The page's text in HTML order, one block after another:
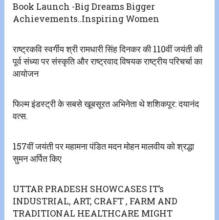
Book Launch -Big Dreams Bigger
Achievements..Inspiring Women
राष्ट्रकवि स्वर्गीय श्री रामधारी सिंह दिनकर की 110वीं जयंती की
पूर्व संध्या पर संस्कृति और राष्ट्रवाद विषयक राष्ट्रीय परिचर्चा का
आयोजन
फिल्म इंडस्ट्री के सबसे खूबसूरत अभिनेता थे शशिकपूर: दयानंद
वत्स.
157वीं जयंती पर महामना पंडित मदन मोहन मालवीय को श्रद्धा
सुमन अर्पित किए
UTTAR PRADESH SHOWCASES IT’s
INDUSTRIAL, ART, CRAFT , FARM AND
TRADITIONAL HEALTHCARE MIGHT